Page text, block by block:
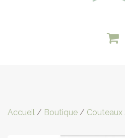
Accueil / Boutique / Couteaux